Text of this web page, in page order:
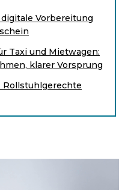
Vorbereitung
Taxi und Mietwagen:
klarer Vorsprung
Rollstuhlgerechte